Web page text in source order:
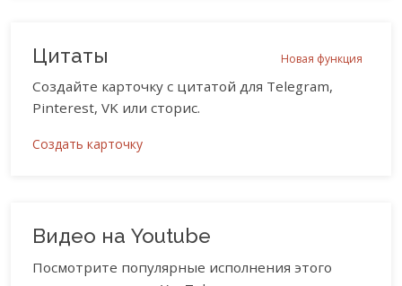
Цитаты Новая функция
Создайте карточку с цитатой для Telegram,
Pinterest, VK или сторис.
Создать карточку
Видео на Youtube
Посмотрите популярные исполнения этого